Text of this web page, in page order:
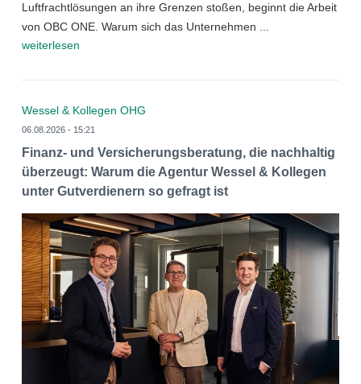
Luftfrachtlösungen an ihre Grenzen stoßen, beginnt die Arbeit
von OBC ONE. Warum sich das Unternehmen ...
weiterlesen
Wessel & Kollegen OHG
06.08.2026 - 15:21
Finanz- und Versicherungsberatung, die nachhaltig
überzeugt: Warum die Agentur Wessel & Kollegen
unter Gutverdienern so gefragt ist